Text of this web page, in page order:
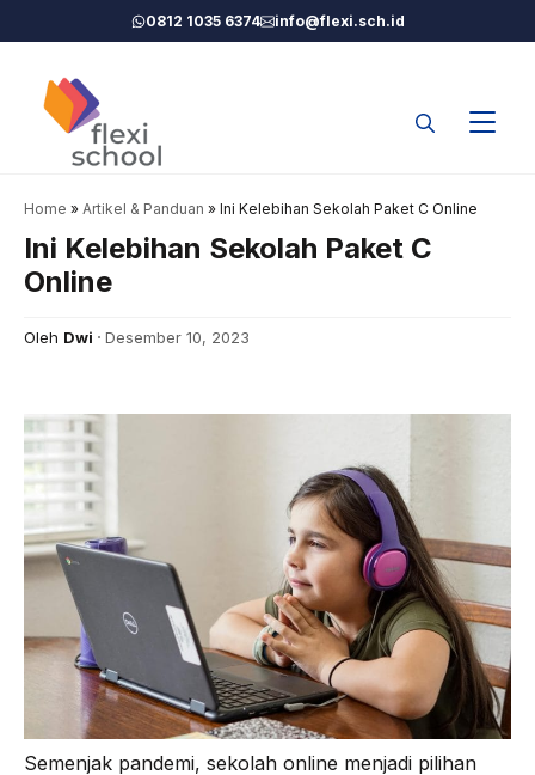
ke
0812 1035 6374 info@flexi.sch.id
Home » Artikel & Panduan » Ini Kelebihan Sekolah Paket C Online
Ini Kelebihan Sekolah Paket C
Online
Oleh Dwi Desember 10, 2023
Semenjak pandemi, sekolah online menjadi pilihan